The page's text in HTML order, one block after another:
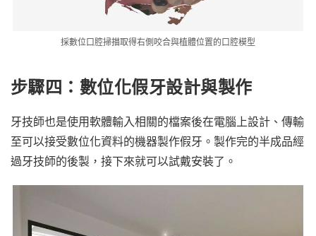
採數位口腔掃描取得右側咬合與植體位置的口腔模型
步驟四：數位化假牙設計與製作
牙技師也是使用軟體輸入相關的檔案後在電腦上設計、傳輸
至可以接受數位化資料的機器製作假牙。製作完的半成品經
過牙技師的後製，接下來就可以試戴安裝了。